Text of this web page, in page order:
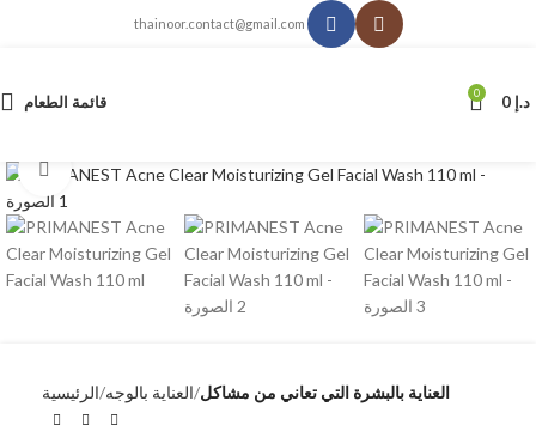
thainoor.contact@gmail.com
قائمة الطعام 0 د.إ
انقر للتكبير
الرئيسية العناية بالوجه العناية بالبشرة التي تعاني من مشاكل